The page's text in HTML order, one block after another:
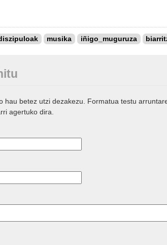
musika iñigo_muguruza
hau betez utzi dezakezu. Formatua testu
agertuko dira.